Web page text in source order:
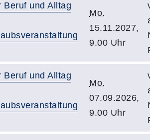
Beruf und Alltag
Mo.
15.11.2027,
9.00 Uhr
Beruf und Alltag
Mo.
07.09.2026,
9.00 Uhr